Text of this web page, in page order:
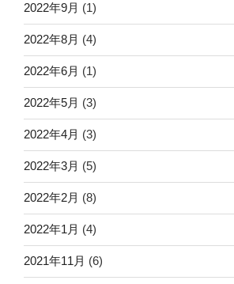
2022年9月 (1)
2022年8月 (4)
2022年6月 (1)
2022年5月 (3)
2022年4月 (3)
2022年3月 (5)
2022年2月 (8)
2022年1月 (4)
2021年11月 (6)